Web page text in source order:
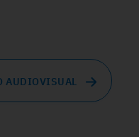
AUDIOVISUAL